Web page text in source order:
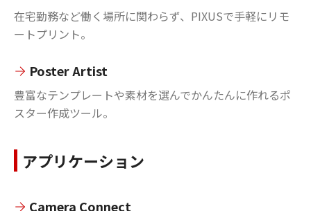
在宅勤務など働く場所に関わらず、PIXUSで手軽にリモ
ートプリント。
Poster Artist
豊富なテンプレートや素材を選んでかんたんに作れるポ
スター作成ツール。
アプリケーション
Camera Connect